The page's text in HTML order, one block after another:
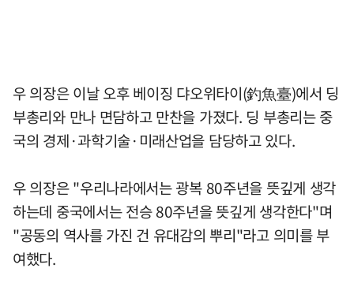
우 의장은 이날 오후 베이징 댜오위타이(釣魚臺)에서 딩
부총리와 만나 면담하고 만찬을 가졌다. 딩 부총리는 중
국의 경제·과학기술·미래산업을 담당하고 있다.
우 의장은 "우리나라에서는 광복 80주년을 뜻깊게 생각
하는데 중국에서는 전승 80주년을 뜻깊게 생각한다"며
"공동의 역사를 가진 건 유대감의 뿌리"라고 의미를 부
여했다.